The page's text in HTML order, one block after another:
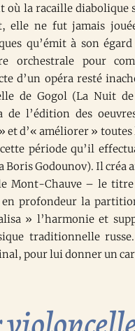
où la racaille diabolique
elle ne fut jamais
qu’émit à son
orchestrale pour
d’un opéra resté
de Gogol (La Nuit
l’édition des
et d’« améliorer »
période qu’il
Godounov). Il créa
Mont-Chauve – le
en profondeur la
» l’harmonie et
traditionnelle
pour lui donner un